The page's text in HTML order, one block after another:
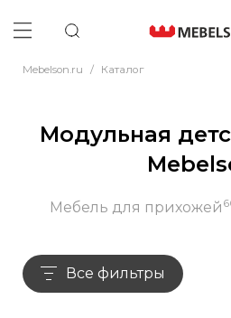
Mebelson.ru / Каталог
Модульная
Мебель для прихожей
Все фильтры